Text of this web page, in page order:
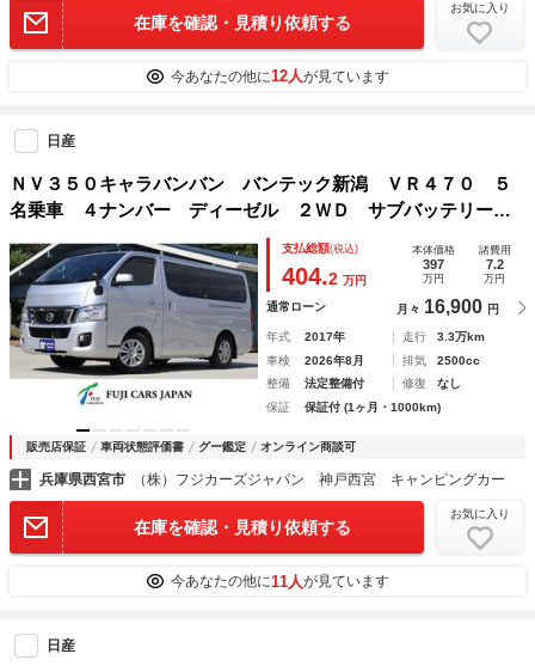
在庫を確認・見積り依頼する
お気に入り
今あなたの他に12人が見ています
日産
ＮＶ３５０キャラバンバン バンテック新潟 ＶＲ４７０ ５
名乗車 ４ナンバー ディーゼル ２ＷＤ サブバッテリー
走行充電 コンバーター 外部電源 メインサブ切替スイッ
チ バッテリー電圧計 リヤクーラー リヤヒーター バック
カメラ メモリーナビ
支払総額(税込)
404.2 万円
本体価格
397
万円
諸費用
7.2
万円
通常ローン 月々 16,900 円
年式 2017年 走行
3.3万km
車検
2026年8月 排気
2500cc
整備
法定整備付 修復
なし
保証
保証付 (1ヶ月・1000km)
販売店保証 車両状態評価書 グー鑑定 オンライン商談可
兵庫県西宮市 （株）フジカーズジャパン 神戸西宮 キャンピングカー
在庫を確認・見積り依頼する
お気に入り
今あなたの他に11人が見ています
日産